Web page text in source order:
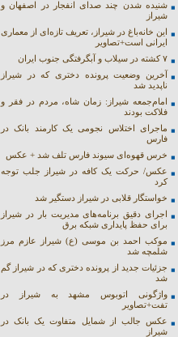
شنیده شدن چند صدای انفجار در اصفهان و
شیراز
این خانه‌باغ در شیراز، تعریف تازه‌ای از معماری
ایرانی است+تصاویر
۷ کشته در سیلاب و آبگرفتگی جنوب ایران
آخرین وضعیت پرونده دختری که در شیراز
ناپدید شد
امام‌جمعه شیراز: زمان شاه، مردم در فقر و
فلاکت بودند
ماجرای اختلاس نجومی یک کارمند بانک در
فارس
خرس قهوه‌ای سیوند فارس تلف شد + عکس
عکس/ حرکت یک کافه در شیراز جلب توجه
کرد
خواستگار قلابی در شیراز دستگیر شد
اجرای دقیق برنامه‌های مدیریت بار در شیراز
برای حفظ پایداری شبکه برق
موکب احمد بن موسی (ع) شیراز عازم مرز
شلمچه شد
جزئیات جدید از پرونده دختری که در شیراز گم
شد
واژگونی اتوبوس مشهد به شیراز در
تفت+تصاویر
عکس جالب از شمایل متفاوت یک بانک در
شیراز